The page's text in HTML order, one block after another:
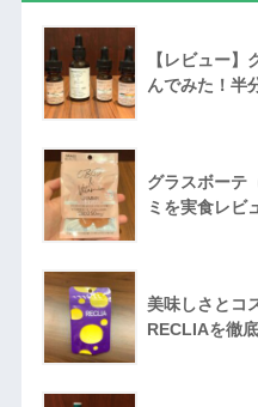
【レビュー
んでみた！半
グラスボーテ
ミを実食レビ
美味しさとコ
RECLIAを徹